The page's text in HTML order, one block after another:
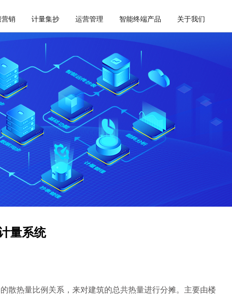
销 计量集抄 运营管理 智能终端产品 关于我们
量系统
散热量比例关系，来对建筑的总共热量进行分摊。主要由楼